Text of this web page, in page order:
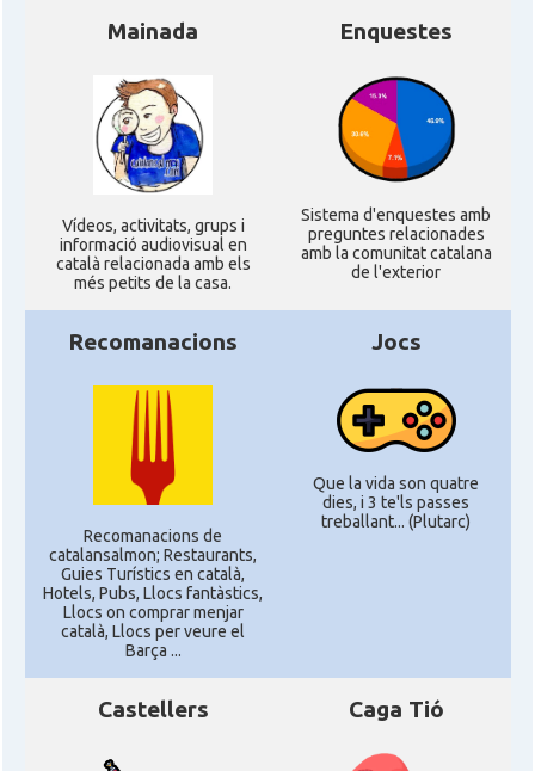
Mainada
Ví­deos, activitats, grups i
informació audiovisual en
català relacionada amb els
més petits de la casa.
Enquestes
Sistema d'enquestes amb
preguntes relacionades
amb la comunitat catalana
de l'exterior
Recomanacions
Recomanacions de
catalansalmon; Restaurants,
Guies Turístics en català,
Hotels, Pubs, Llocs fantàstics,
Llocs on comprar menjar
català, Llocs per veure el
Barça ...
Jocs
Que la vida son quatre
dies, i 3 te'ls passes
treballant... (Plutarc)
Castellers Caga Tió